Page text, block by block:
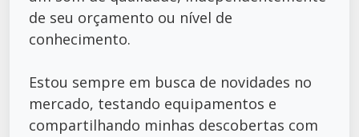
de seu orçamento ou nível de
conhecimento.
Estou sempre em busca de novidades no
mercado, testando equipamentos e
compartilhando minhas descobertas com